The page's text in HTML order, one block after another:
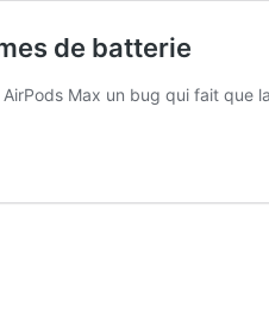
de batterie
Max un bug qui fait que